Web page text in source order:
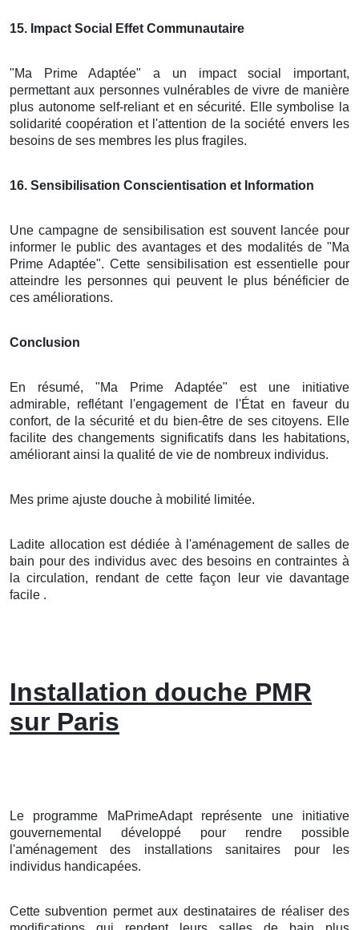
15. Impact Social Effet Communautaire
"Ma Prime Adaptée" a un impact social important,
permettant aux personnes vulnérables de vivre de manière
plus autonome self-reliant et en sécurité. Elle symbolise la
solidarité coopération et l'attention de la société envers les
besoins de ses membres les plus fragiles.
16. Sensibilisation Conscientisation et Information
Une campagne de sensibilisation est souvent lancée pour
informer le public des avantages et des modalités de "Ma
Prime Adaptée". Cette sensibilisation est essentielle pour
atteindre les personnes qui peuvent le plus bénéficier de
ces améliorations.
Conclusion
En résumé, "Ma Prime Adaptée" est une initiative
admirable, reflétant l'engagement de l'État en faveur du
confort, de la sécurité et du bien-être de ses citoyens. Elle
facilite des changements significatifs dans les habitations,
améliorant ainsi la qualité de vie de nombreux individus.
Mes prime ajuste douche à mobilité limitée.
Ladite allocation est dédiée à l'aménagement de salles de
bain pour des individus avec des besoins en contraintes à
la circulation, rendant de cette façon leur vie davantage
facile .
Installation douche PMR
sur Paris
Le programme MaPrimeAdapt représente une initiative
gouvernemental développé pour rendre possible
l'aménagement des installations sanitaires pour les
individus handicapées.
Cette subvention permet aux destinataires de réaliser des